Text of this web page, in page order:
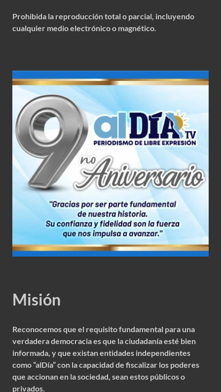
Prohibida la reproducción total o parcial, incluyendo
cualquier medio electrónico o magnético.
Misión
Reconocemos que el requisito fundamental para una
verdadera democracia es que la ciudadanía esté bien
informada, y que existan entidades independientes
como “alDía” con la capacidad de fiscalizar los poderes
que accionan en la sociedad, sean estos públicos o
privados.